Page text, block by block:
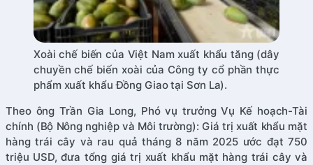
Xoài chế biến của Việt Nam xuất khẩu tăng (dây
chuyền chế biến xoài của Công ty cổ phần thực
phẩm xuất khẩu Đồng Giao tại Sơn La).
Theo ông Trần Gia Long, Phó vụ trưởng Vụ Kế hoạch-Tài
chính (Bộ Nông nghiệp và Môi trường): Giá trị xuất khẩu mặt
hàng trái cây và rau quả tháng 8 năm 2025 ước đạt 750
triệu USD, đưa tổng giá trị xuất khẩu mặt hàng trái cây và